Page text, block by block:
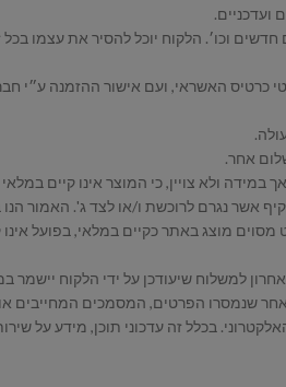
ועדכניים.
וכו׳. הלקוח יוכל להסיר את עצמו
כרטיס האשראי, ועם אישור ההזמנה ע״י
ולא צויין, כי המוצר אינו קיים
אשר נגרם לרוכשת ו/או לצד ג'.
מוצג באתר כקיים במלאי, בפועל
שנמסרו הפרטים, המסמכים המחייבים
בכלל זה עדכוני תוכן, מידע על